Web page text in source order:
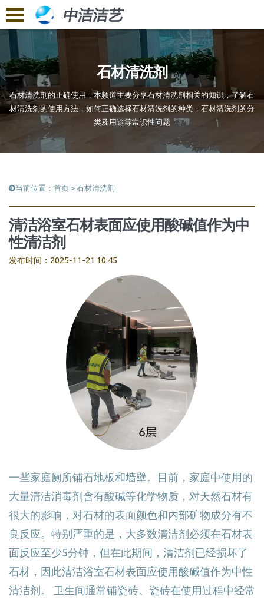
石材清洗剂
石材清洗剂的正确使用，本频道主要分享石材清洗剂相关的知识，了解石
材清洗剂的使用方法，如何正确选择石材清洗剂的种类，石材清洗剂的分
类及用途等常识性问题
当前位置： 首页 > 石材清洗剂
清洁浴室石材表面应使用酸碱值作为中
性清洁剂
发布时间：2025-11-21 10:45
一些家庭厕所铺石地板和墙壁。目前，家庭中使用的
大量清洁消毒剂含有酸碱等化学物质，对天然石材有
很大的影响，对石材的表面颜色和内部矿物成分有不
良反应。特别严重的是，大多数清洁剂必须在石材表
面反应至少5分钟，但在此期间，清洁剂已经损坏了
石材，因此清洁浴室石材表面应使用酸碱值作为中性
清洁剂。 卫生间通常铺瓷砖。瓷砖在使用过程中经常